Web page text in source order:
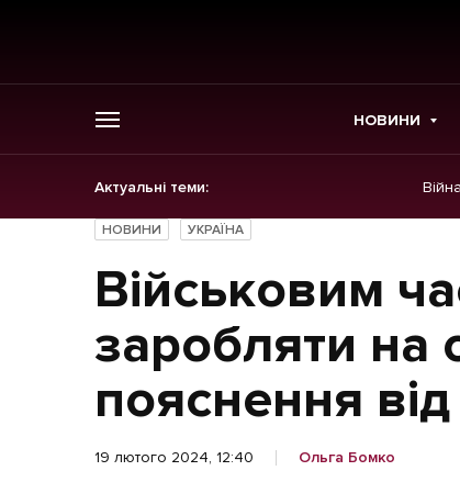
НОВИНИ
Актуальні теми:
ГОЛОВНЕ
Новини
Політика
Економіка
Бізнес
НОВИНИ УКРАЇНА
Військовим
заробляти на
пояснення від
19 лютого 2024, 12:40 Ольга Бомко